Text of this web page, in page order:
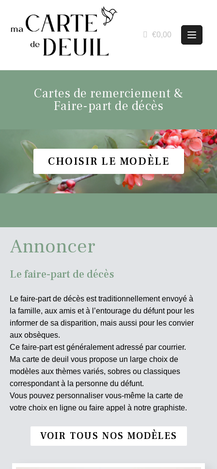
€0,00
Cartes de remerciement &
Faire-part de décès
CHOISIR LE MODÈLE
Annoncer
Le faire-part de décès
Le faire-part de décès est traditionnellement envoyé à
la famille, aux amis et à l’entourage du défunt pour les
informer de sa disparition, mais aussi pour les convier
aux obsèques.
Ce faire-part est généralement adressé par courrier.
Ma carte de deuil vous propose un large choix de
modèles aux thèmes variés, sobres ou classiques
correspondant à la personne du défunt.
Vous pouvez personnaliser vous-même la carte de
votre choix en ligne ou faire appel à notre graphiste.
VOIR TOUS NOS MODÈLES